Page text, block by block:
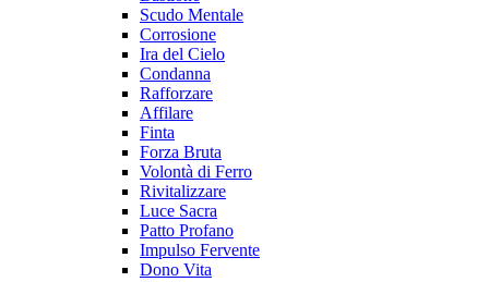
Scudo Mentale
Corrosione
Ira del Cielo
Condanna
Rafforzare
Affilare
Finta
Forza Bruta
Volontà di Ferro
Rivitalizzare
Luce Sacra
Patto Profano
Impulso Fervente
Dono Vita